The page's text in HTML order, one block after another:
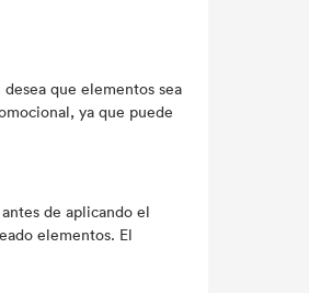
que elementos sea
ya que puede
de aplicando el
elementos. El